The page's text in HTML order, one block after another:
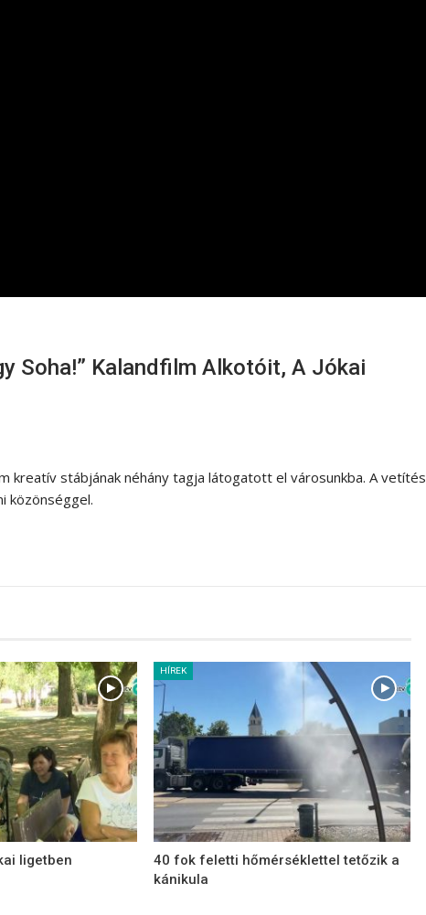
Soha!” Kalandfilm Alkotóit, A Jókai
kreatív stábjának néhány tagja látogatott el városunkba. A vetítés
közönséggel.
ligetben
HÍREK
40 fok feletti hőmérséklettel tetőzik a
kánikula